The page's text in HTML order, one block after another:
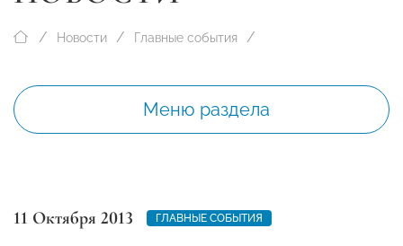
Новости Главные события
Меню раздела
11 Октября 2013 ГЛАВНЫЕ СОБЫТИЯ